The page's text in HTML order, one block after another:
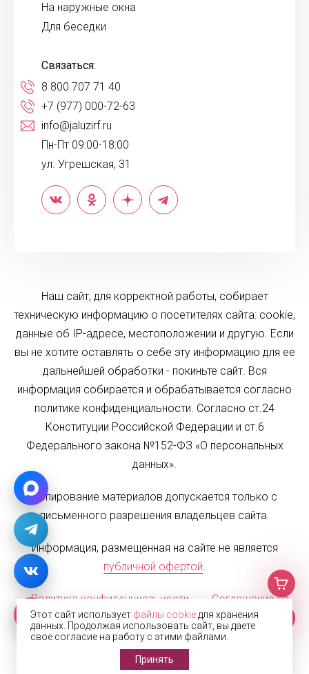
На наружные окна
Для беседки
Связаться:
8 800 707 71 40
+7 (977) 000-72-63
info@jaluzirf.ru
Пн-Пт 09:00-18:00
ул. Угрешская, 31
Наш сайт, для корректной работы, собирает
техническую информацию о посетителях сайта: cookie,
данные об IP-адресе, местоположении и другую. Если
вы не хотите оставлять о себе эту информацию для ее
дальнейшей обработки - покиньте сайт. Вся
информация собирается и обрабатывается согласно
политике конфиденциальности. Согласно ст.24
Конституции Российской Федерации и ст.6
Федерального закона №152-ФЗ «О персональных
данных».
Копирование материалов допускается только с
письменного разрешения владельцев сайта.
Информация, размещенная на сайте не является
публичной офертой.
Политика конфиденциальности
Соглашение на
обработку персональных данных
Карта сайта
© 2002—2026 Жалюзи.РФ
Этот сайт использует файлы cookie для хранения
данных. Продолжая использовать сайт, вы даете
свое согласие на работу с этими файлами.
Принять